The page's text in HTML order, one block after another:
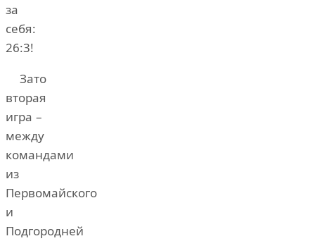
за
себя:
26:3!
Зато
вторая
игра –
между
командами
из
Первомайского
и
Подгородней